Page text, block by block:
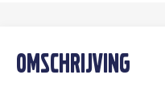
Omschrijving